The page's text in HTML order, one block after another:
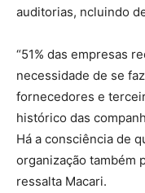
auditorias, ncluindo
“51% das empresas
necessidade de se
fornecedores e
histórico das
Há a consciência de
organização também
ressalta Macari.